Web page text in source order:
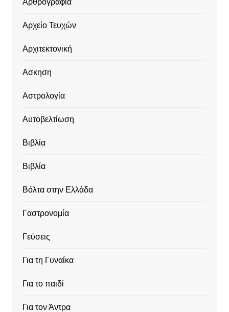
Αρχείο Τευχών
Αρχιτεκτονική
Ασκηση
Αστρολογία
Αυτοβελτίωση
Βιβλία
Βιβλία
Βόλτα στην Ελλάδα
Γαστρονομία
Γεύσεις
Για τη Γυναίκα
Για το παιδί
Για τον Άντρα